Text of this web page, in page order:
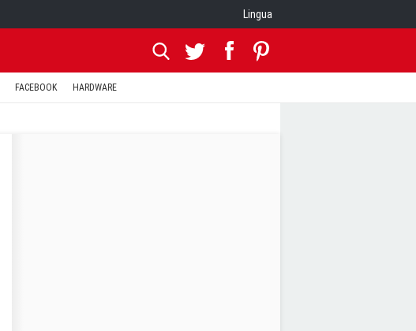
Lingua
FACEBOOK HARDWARE